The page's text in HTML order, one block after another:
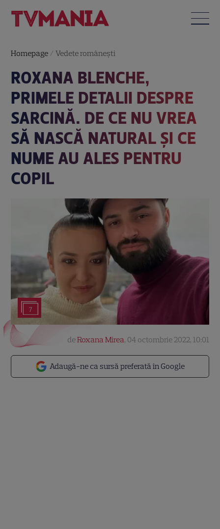
Homepage /Vedete româneşti
ROXANA BLENCHE,
PRIMELE DETALII DESPRE
SARCINĂ. DE CE NU VREA
SĂ NASCĂ NATURAL ȘI CE
NUME AU ALES PENTRU
COPIL
7
Adaugă-ne ca sursă preferată în Google
deRoxana Mirea, 04 octombrie 2022, 10:01